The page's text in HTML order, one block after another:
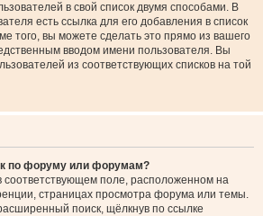
в свой список двумя способами. В
есть ссылка для его добавления в список
того, вы можете сделать это прямо из вашего
вводом имени пользователя. Вы
из соответствующих списков на той
по форуму или форумам?
соответствующем поле, расположенном на
страницах просмотра форума или темы.
поиск, щёлкнув по ссылке